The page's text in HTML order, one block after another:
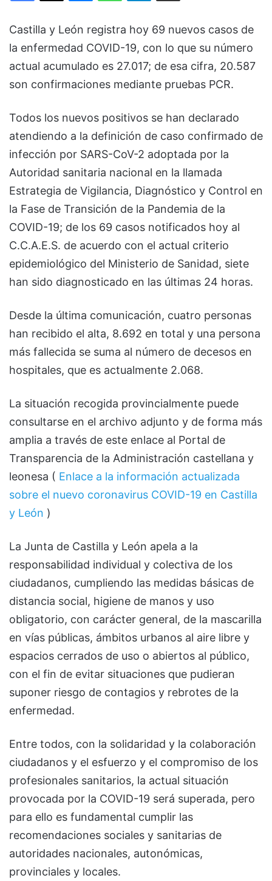
Castilla y León registra hoy 69 nuevos casos de
la enfermedad COVID-19, con lo que su número
actual acumulado es 27.017; de esa cifra, 20.587
son confirmaciones mediante pruebas PCR.
Todos los nuevos positivos se han declarado
atendiendo a la definición de caso confirmado de
infección por SARS-CoV-2 adoptada por la
Autoridad sanitaria nacional en la llamada
Estrategia de Vigilancia, Diagnóstico y Control en
la Fase de Transición de la Pandemia de la
COVID-19; de los 69 casos notificados hoy al
C.C.A.E.S. de acuerdo con el actual criterio
epidemiológico del Ministerio de Sanidad, siete
han sido diagnosticado en las últimas 24 horas.
Desde la última comunicación, cuatro personas
han recibido el alta, 8.692 en total y una persona
más fallecida se suma al número de decesos en
hospitales, que es actualmente 2.068.
La situación recogida provincialmente puede
consultarse en el archivo adjunto y de forma más
amplia a través de este enlace al Portal de
Transparencia de la Administración castellana y
leonesa ( Enlace a la información actualizada
sobre el nuevo coronavirus COVID-19 en Castilla
y León )
La Junta de Castilla y León apela a la
responsabilidad individual y colectiva de los
ciudadanos, cumpliendo las medidas básicas de
distancia social, higiene de manos y uso
obligatorio, con carácter general, de la mascarilla
en vías públicas, ámbitos urbanos al aire libre y
espacios cerrados de uso o abiertos al público,
con el fin de evitar situaciones que pudieran
suponer riesgo de contagios y rebrotes de la
enfermedad.
Entre todos, con la solidaridad y la colaboración
ciudadanos y el esfuerzo y el compromiso de los
profesionales sanitarios, la actual situación
provocada por la COVID-19 será superada, pero
para ello es fundamental cumplir las
recomendaciones sociales y sanitarias de
autoridades nacionales, autonómicas,
provinciales y locales.